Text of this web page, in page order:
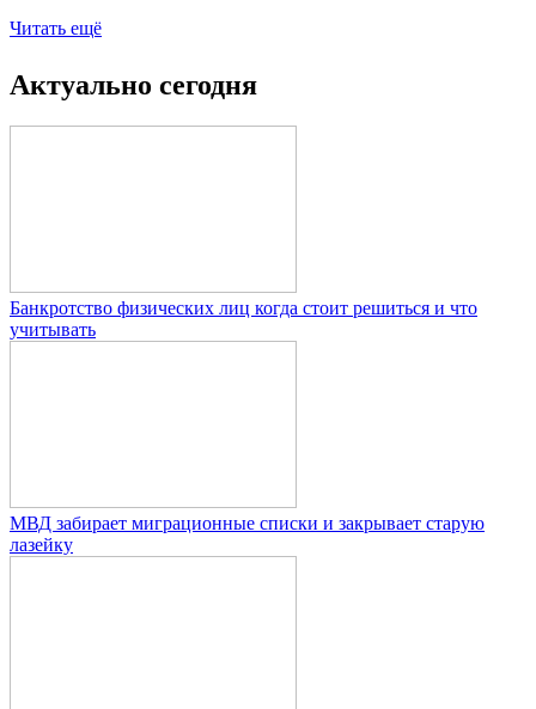
Читать ещё
Актуально сегодня
Банкротство физических лиц когда стоит решиться и что
учитывать
МВД забирает миграционные списки и закрывает старую
лазейку